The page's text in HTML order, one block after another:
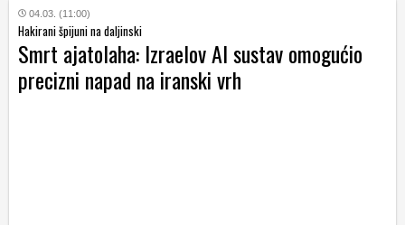
04.03. (11:00)
Hakirani špijuni na daljinski
Smrt ajatolaha: Izraelov AI sustav omogućio
precizni napad na iranski vrh